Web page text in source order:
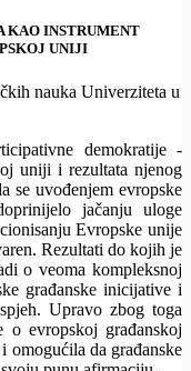
KAO INSTRUMENT
UNIJI
nauka Univerziteta u
demokratije -
uniji i rezultata njenog
se uvođenjem evropske
jačanju uloge
Evropske unije
Rezultati do kojih je
o veoma kompleksnoj
građanske inicijative i
Upravo zbog toga
evropskoj građanskoj
da građanske